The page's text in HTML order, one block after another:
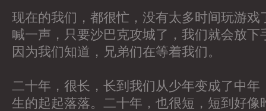
现在的我们，都很忙，没有太多时间玩游戏
喊一声，只要沙巴克攻城了，我们就会放下
因为我们知道，兄弟们在等着我们。
二十年，很长，长到我们从少年变成了中年
生的起起落落。二十年，也很短，短到好像